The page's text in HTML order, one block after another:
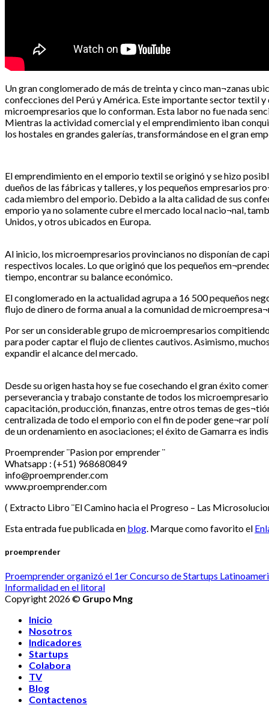
Un gran conglomerado de más de treinta y cinco man¬zanas
confecciones del Perú y América. Este importante sector textil
microempresarios que lo conforman. Esta labor no fue nada
Mientras la actividad comercial y el emprendimiento iban
los hostales en grandes galerías, transformándose en el gran
El emprendimiento en el emporio textil se originó y se hizo
dueños de las fábricas y talleres, y los pequeños empresarios
cada miembro del emporio. Debido a la alta calidad de sus
emporio ya no solamente cubre el mercado local nacio¬nal,
Unidos, y otros ubicados en Europa.
Al inicio, los microempresarios provincianos no disponían de
respectivos locales. Lo que originó que los pequeños
tiempo, encontrar su balance económico.
El conglomerado en la actualidad agrupa a 16 500 pequeños
flujo de dinero de forma anual a la comunidad de
Por ser un considerable grupo de microempresarios
para poder captar el flujo de clientes cautivos. Asimismo,
expandir el alcance del mercado.
Desde su origen hasta hoy se fue cosechando el gran éxito
perseverancia y trabajo constante de todos los
capacitación, producción, finanzas, entre otros temas de
centralizada de todo el emporio con el fin de poder gene¬rar
de un ordenamiento en asociaciones; el éxito de Gamarra es
Proemprender ¨Pasion por emprender ¨
Whatsapp : (+51) 968680849
info@proemprender.com
www.proemprender.com
( Extracto Libro ¨El Camino hacia el Progreso – Las
Esta entrada fue publicada en blog. Marque como favorito el
proemprender
Proemprender organizó el 1er Concurso de Startups
Informalidad en el litoral
Copyright 2026 © Grupo Mng
Inicio
Nosotros
Indicadores
Startups
Colabora
TV
Blog
Contactenos